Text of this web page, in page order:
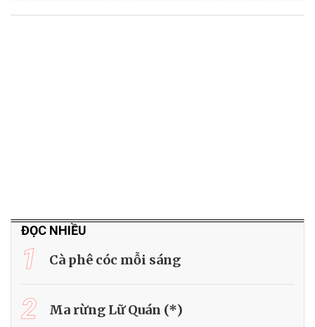
ĐỌC NHIỀU
1 Cà phê cóc mỗi sáng
2 Ma rừng Lữ Quán (*)